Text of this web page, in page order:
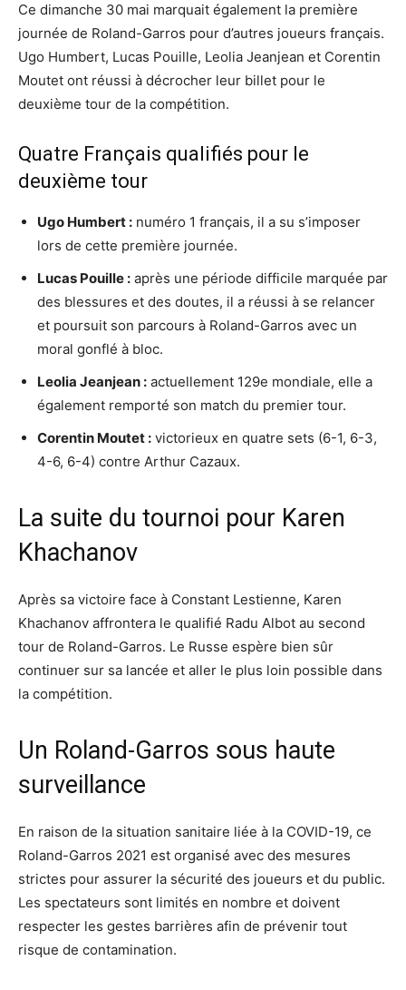
Ce dimanche 30 mai marquait également la première
journée de Roland-Garros pour d’autres joueurs français.
Ugo Humbert, Lucas Pouille, Leolia Jeanjean et Corentin
Moutet ont réussi à décrocher leur billet pour le
deuxième tour de la compétition.
Quatre Français qualifiés pour le
deuxième tour
Ugo Humbert : numéro 1 français, il a su s’imposer
lors de cette première journée.
Lucas Pouille : après une période difficile marquée par
des blessures et des doutes, il a réussi à se relancer
et poursuit son parcours à Roland-Garros avec un
moral gonflé à bloc.
Leolia Jeanjean : actuellement 129e mondiale, elle a
également remporté son match du premier tour.
Corentin Moutet : victorieux en quatre sets (6-1, 6-3,
4-6, 6-4) contre Arthur Cazaux.
La suite du tournoi pour Karen
Khachanov
Après sa victoire face à Constant Lestienne, Karen
Khachanov affrontera le qualifié Radu Albot au second
tour de Roland-Garros. Le Russe espère bien sûr
continuer sur sa lancée et aller le plus loin possible dans
la compétition.
Un Roland-Garros sous haute
surveillance
En raison de la situation sanitaire liée à la COVID-19, ce
Roland-Garros 2021 est organisé avec des mesures
strictes pour assurer la sécurité des joueurs et du public.
Les spectateurs sont limités en nombre et doivent
respecter les gestes barrières afin de prévenir tout
risque de contamination.